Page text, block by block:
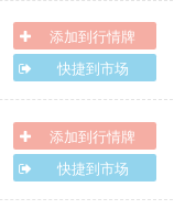
添加到行情牌
快捷到市场
添加到行情牌
快捷到市场